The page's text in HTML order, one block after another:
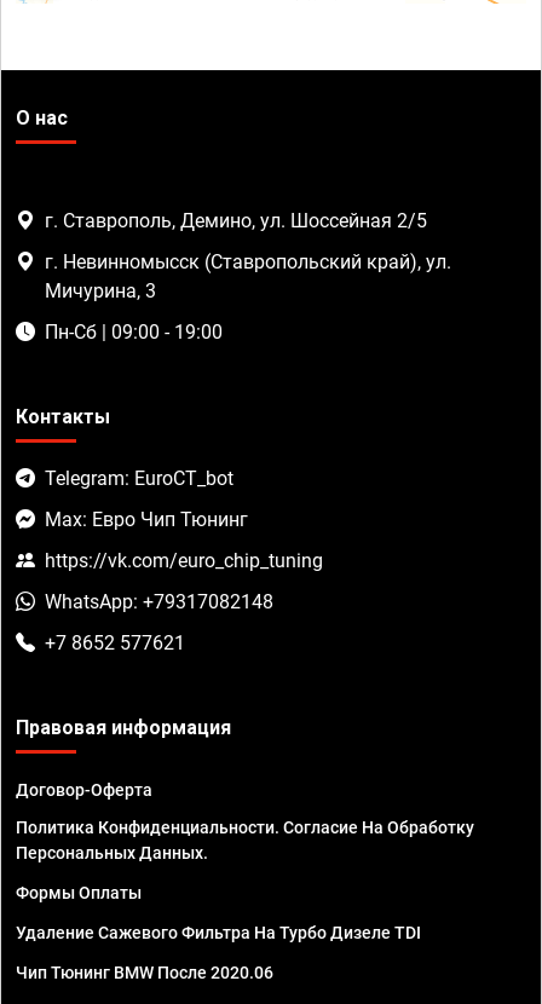
О нас
г. Ставрополь, Демино, ул. Шоссейная 2/5
г. Невинномысск (Ставропольский край), ул.
Мичурина, 3
Пн-Сб | 09:00 - 19:00
Контакты
Telegram: EuroCT_bot
Max: Евро Чип Тюнинг
https://vk.com/euro_chip_tuning
WhatsApp: +79317082148
+7 8652 577621
Правовая информация
Договор-Оферта
Политика Конфиденциальности. Согласие На Обработку
Персональных Данных.
Формы Оплаты
Удаление Сажевого Фильтра На Турбо Дизеле TDI
Чип Тюнинг BMW После 2020.06